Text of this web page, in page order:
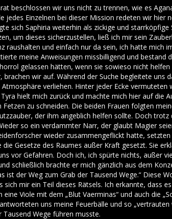
beschlossen wir uns nicht zu trennen, wie es
jedes Einzelnen bei dieser Mission redeten wir
sich Saphiria weiterhin als zickige und
um dieses sicherzustellen, ließ ich mir sein
raushalten und einfach nur da sein, ich hatte mich
meine Anweisungen missbilligend und
gelassen hätten, wenn sie sowieso nicht helfen
wir auf. Während der Suche begleitete uns
verliehen. Hinter jeder Ecke
hielt mich zurück und machte mich hier auf die
zu schneiden. Die beiden Frauen folgten
der ihm angeblich helfen sollte. Doch
so ein verdammter Narr, der glaubt Magier
wieder zusammengeflickt hatte,
Gesetze des Raumes außer Kraft gesetzt. Sie
vor Gefahren. Doch ich, ich spürte nichts, außer
schließlich brachte er mich gänzlich aus dem
ist der Weg zum Grab der Tausend Wege.“ Diese
sich mir ein Teil dieses Rätsels. Ich erkannte, dass
Viole mit dem „Blut Vaerminas“ und auch die
uns meine Feuerbälle und so
Wege führen musste.